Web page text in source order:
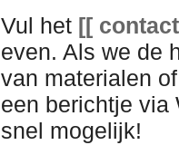
Vul het [[ c
even. Als we de
van materialen
een berichtje via
snel mogelijk!